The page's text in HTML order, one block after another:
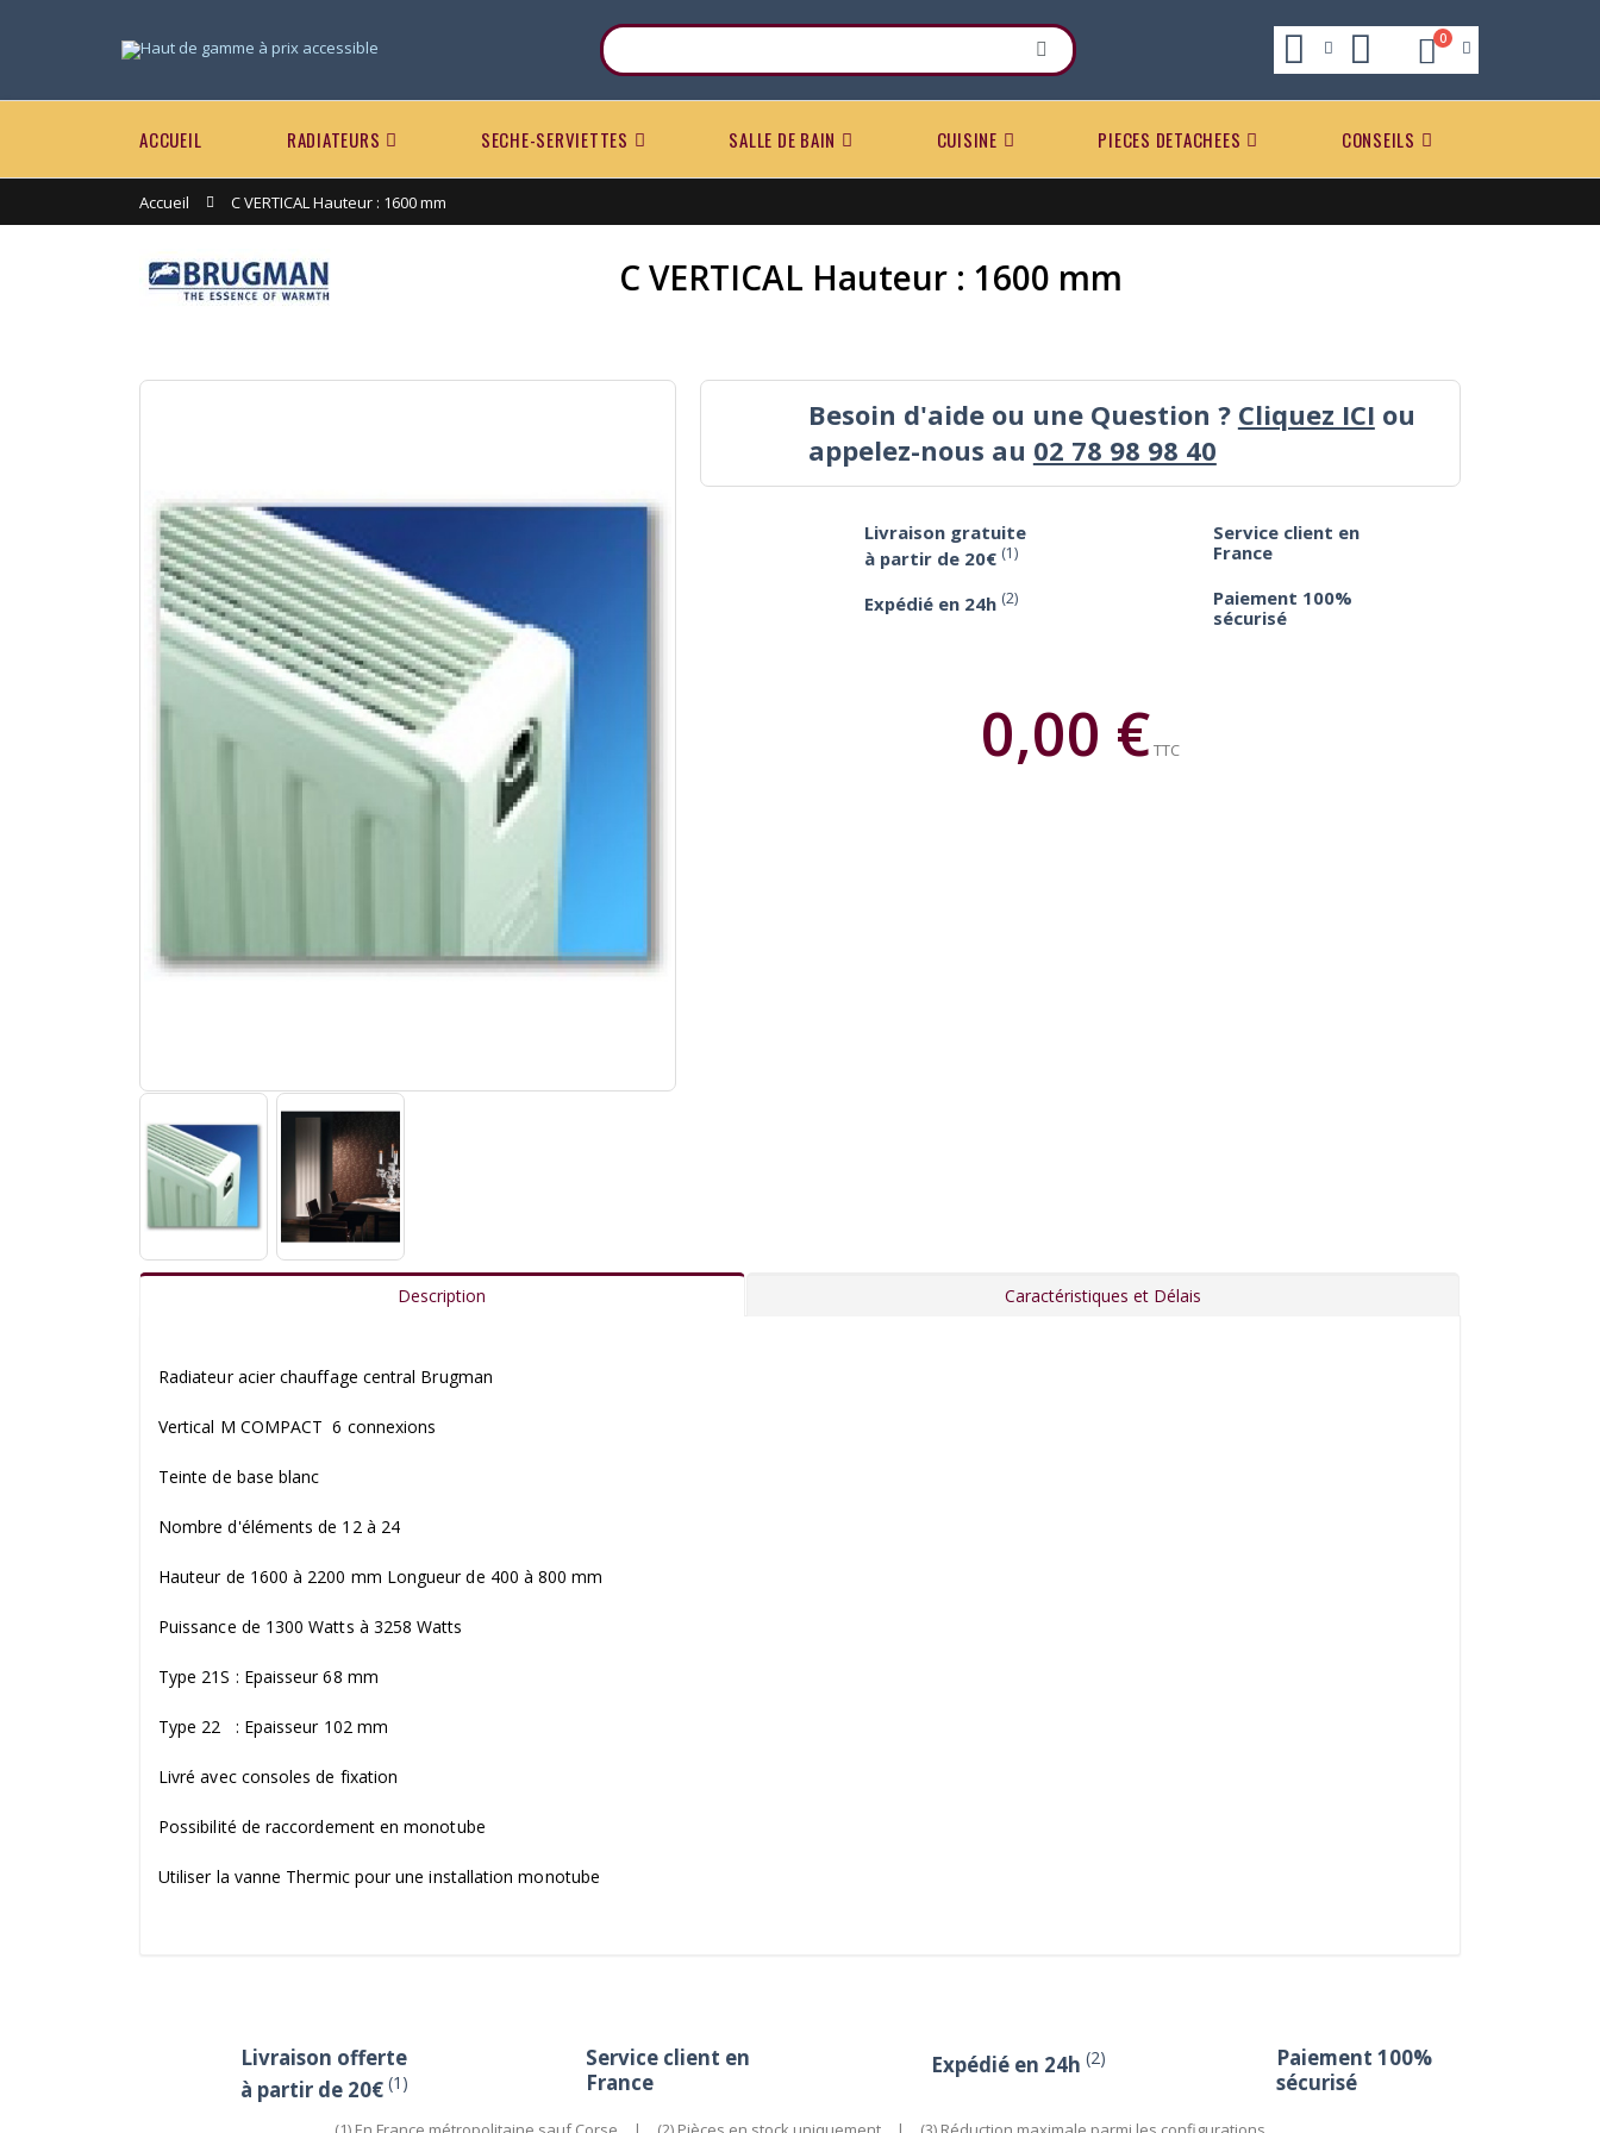
0
ACCUEIL RADIATEURS SECHE-SERVIETTES SALLE DE BAIN CUISINE PIECES DETACHEES CONSEILS
Accueil C VERTICAL Hauteur : 1600 mm
C VERTICAL Hauteur : 1600 mm
Besoin d'aide ou une Question ? Cliquez ICI ou
appelez-nous au 02 78 98 98 40
Livraison gratuite
à partir de 20€ (1)
Service client en
France
Expédié en 24h (2)
Paiement 100%
sécurisé
0,00 €TTC
Description Caractéristiques et Délais
Radiateur acier chauffage central Brugman
Vertical M COMPACT 6 connexions
Teinte de base blanc
Nombre d'éléments de 12 à 24
Hauteur de 1600 à 2200 mm Longueur de 400 à 800 mm
Puissance de 1300 Watts à 3258 Watts
Type 21S : Epaisseur 68 mm
Type 22 : Epaisseur 102 mm
Livré avec consoles de fixation
Possibilité de raccordement en monotube
Utiliser la vanne Thermic pour une installation monotube
Livraison offerte
à partir de 20€ (1)
Service client en
France
Expédié en 24h (2)
Paiement 100%
sécurisé